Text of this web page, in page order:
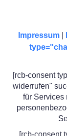
Impressum
[rcb-consent
widerrufen"
für Services
[rcb-consent